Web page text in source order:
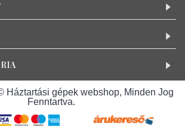
Háztartási gépek webshop, Minden Jog
Fenntartva.